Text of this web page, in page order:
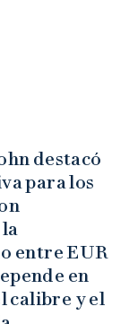
destacó
para los
entre EUR
en
calibre y el